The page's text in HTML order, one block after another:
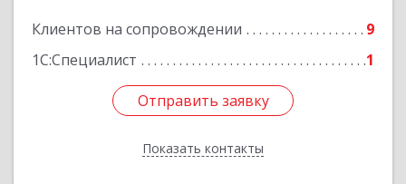
Клиентов на сопровождении
9
1С:Специалист
1
Отправить заявку
Показать контакты
Отправить заявку
Назад